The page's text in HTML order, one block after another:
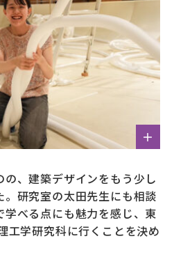
、建築デザインをもう少し
研究室の太田先生にも相談
学べる点にも魅力を感じ、東
工学研究科に行くことを決め